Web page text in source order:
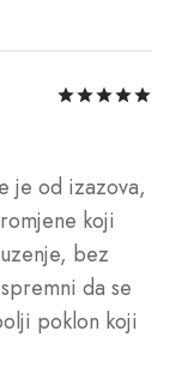
je od izazova,
koji
bez
da se
poklon koji